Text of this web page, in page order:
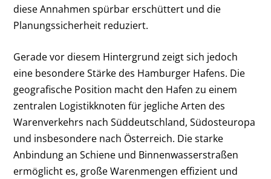
diese Annahmen spürbar erschüttert und die
Planungssicherheit reduziert.
Gerade vor diesem Hintergrund zeigt sich jedoch
eine besondere Stärke des Hamburger Hafens. Die
geografische Position macht den Hafen zu einem
zentralen Logistikknoten für jegliche Arten des
Warenverkehrs nach Süddeutschland, Südosteuropa
und insbesondere nach Österreich. Die starke
Anbindung an Schiene und Binnenwasserstraßen
ermöglicht es, große Warenmengen effizient und